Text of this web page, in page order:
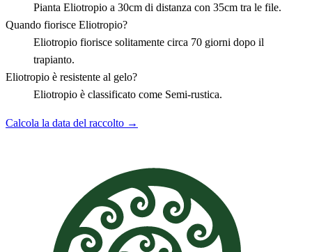
Pianta Eliotropio a 30cm di distanza con 35cm tra le file.
Quando fiorisce Eliotropio?
Eliotropio fiorisce solitamente circa 70 giorni dopo il
trapianto.
Eliotropio è resistente al gelo?
Eliotropio è classificato come Semi-rustica.
Calcola la data del raccolto →